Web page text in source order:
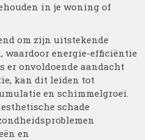
in je woning of
om zijn uitstekende
waardoor energie-efficiëntie
er onvoldoende aandacht
kan dit leiden tot
en schimmelgroei.
schade
en